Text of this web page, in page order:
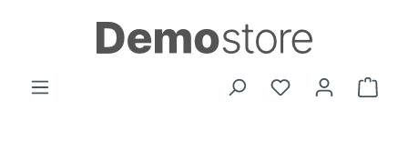
Zum Hauptinhalt springen
Du hast 0